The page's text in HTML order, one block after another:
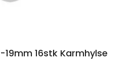
19mm 16stk Karmhylse